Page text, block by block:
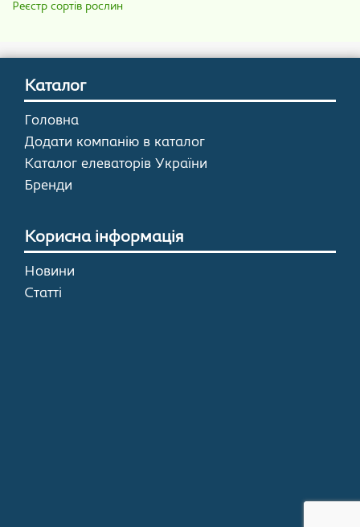
Реєстр сортів рослин
Каталог
Головна
Додати компанію в каталог
Каталог елеваторів України
Бренди
Корисна інформація
Новини
Статті